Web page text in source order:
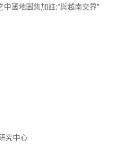
中國地圖集加註;"與越南交界"
究中心